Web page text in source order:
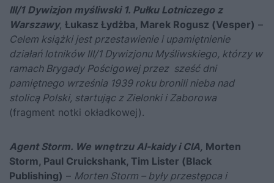
III/1 Dywizjon myśliwski 1. Pułku Lotniczego z
Warszawy, Łukasz Łydżba, Marek Rogusz (Vesper) –
Celem książki jest przestawienie i upamiętnienie
działań lotników III/1 Dywizjonu Myśliwskiego, którzy w
ramach Brygady Pościgowej przez sześć dni
pamiętnego września 1939 roku bronili nieba nad
stolicą Polski, startując z Zielonki i Zaborowa
(fragment notki okładkowej).
Agent Storm. We wnętrzu Al-kaidy i CIA, Morten
Storm, Paul Cruickshank, Tim Lister (Black
Publishing) – Morten Storm – były przestępca i